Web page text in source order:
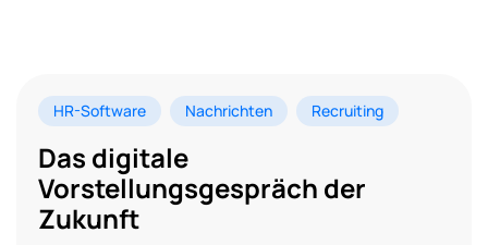
HR-Software Nachrichten Recruiting
Das digitale
Vorstellungsgespräch der
Zukunft